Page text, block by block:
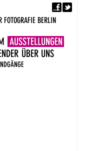
BERLIN
AUSSTELLUNGEN
ÜBER UNS